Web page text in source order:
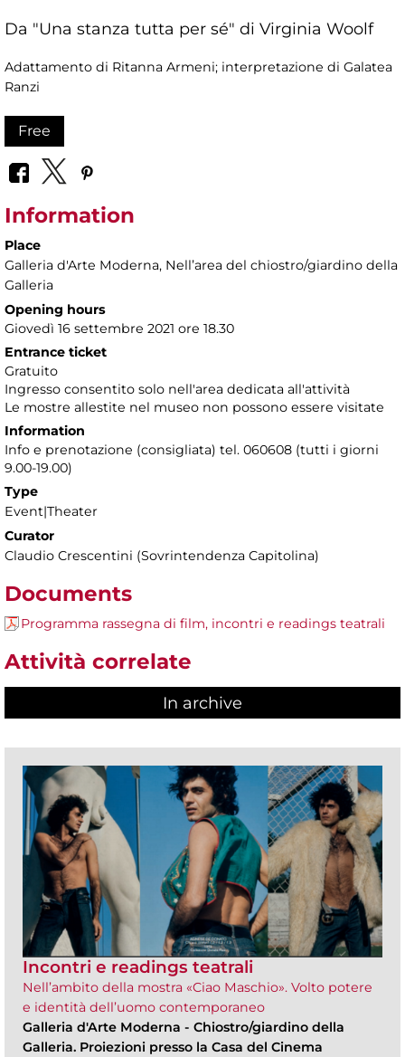
Da "Una stanza tutta per sé" di Virginia Woolf
Adattamento di Ritanna Armeni; interpretazione di Galatea
Ranzi
Free
Information
Place
Galleria d'Arte Moderna, Nellʼarea del chiostro/giardino della
Galleria
Opening hours
Giovedì 16 settembre 2021 ore 18.30
Entrance ticket
Gratuito
Ingresso consentito solo nell'area dedicata all'attività
Le mostre allestite nel museo non possono essere visitate
Information
Info e prenotazione (consigliata) tel. 060608 (tutti i giorni
9.00-19.00)
Type
Event|Theater
Curator
Claudio Crescentini (Sovrintendenza Capitolina)
Documents
Programma rassegna di film, incontri e readings teatrali
Attività correlate
In archive
Incontri e readings teatrali
Nell’ambito della mostra «Ciao Maschio». Volto potere
e identità dell’uomo contemporaneo
Galleria d'Arte Moderna - Chiostro/giardino della
Galleria. Proiezioni presso la Casa del Cinema